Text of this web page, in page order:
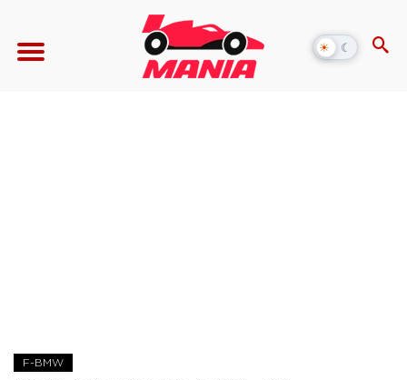
☀ ☾
Alternar
modo
F-BMW